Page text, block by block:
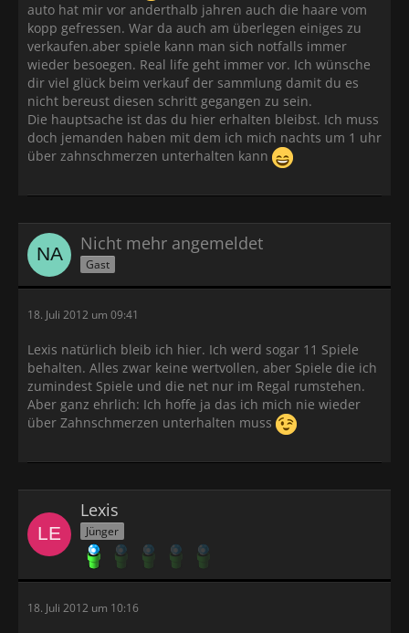
auto hat mir vor anderthalb jahren auch die haare vom
kopp gefressen. War da auch am überlegen einiges zu
verkaufen.aber spiele kann man sich notfalls immer
wieder besoegen. Real life geht immer vor. Ich wünsche
dir viel glück beim verkauf der sammlung damit du es
nicht bereust diesen schritt gegangen zu sein.
Die hauptsache ist das du hier erhalten bleibst. Ich muss
doch jemanden haben mit dem ich mich nachts um 1 uhr
über zahnschmerzen unterhalten kann
Nicht mehr angemeldet
Gast
18. Juli 2012 um 09:41
Lexis natürlich bleib ich hier. Ich werd sogar 11 Spiele
behalten. Alles zwar keine wertvollen, aber Spiele die ich
zumindest Spiele und die net nur im Regal rumstehen.
Aber ganz ehrlich: Ich hoffe ja das ich mich nie wieder
über Zahnschmerzen unterhalten muss
Lexis
Jünger
18. Juli 2012 um 10:16